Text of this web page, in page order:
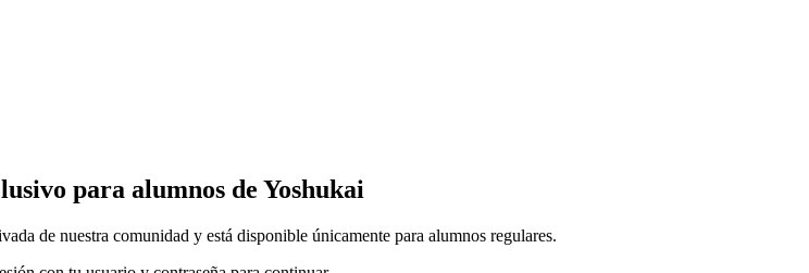
para alumnos de Yoshukai
de nuestra comunidad y está disponible únicamente para alumnos regulares.